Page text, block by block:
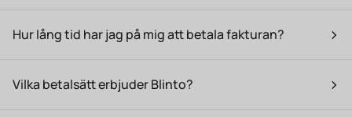
Hur lång tid har jag på mig att betala fakturan?
Vilka betalsätt erbjuder Blinto?